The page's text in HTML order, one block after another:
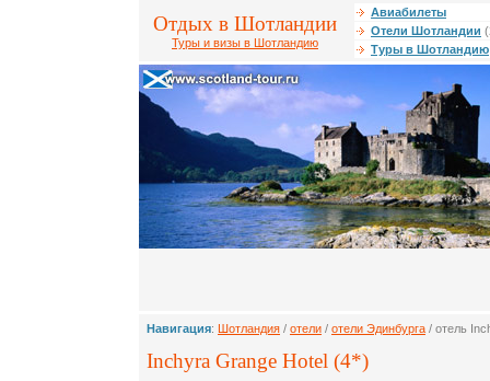
Отдых в Шотландии
Туры и визы в Шотландию
Авиабилеты
Отели Шотландии
Туры в Шотландию
Навигация: Шотландия / отели / отели Эдинбурга / отель
Inchyra Grange Hotel (4*)